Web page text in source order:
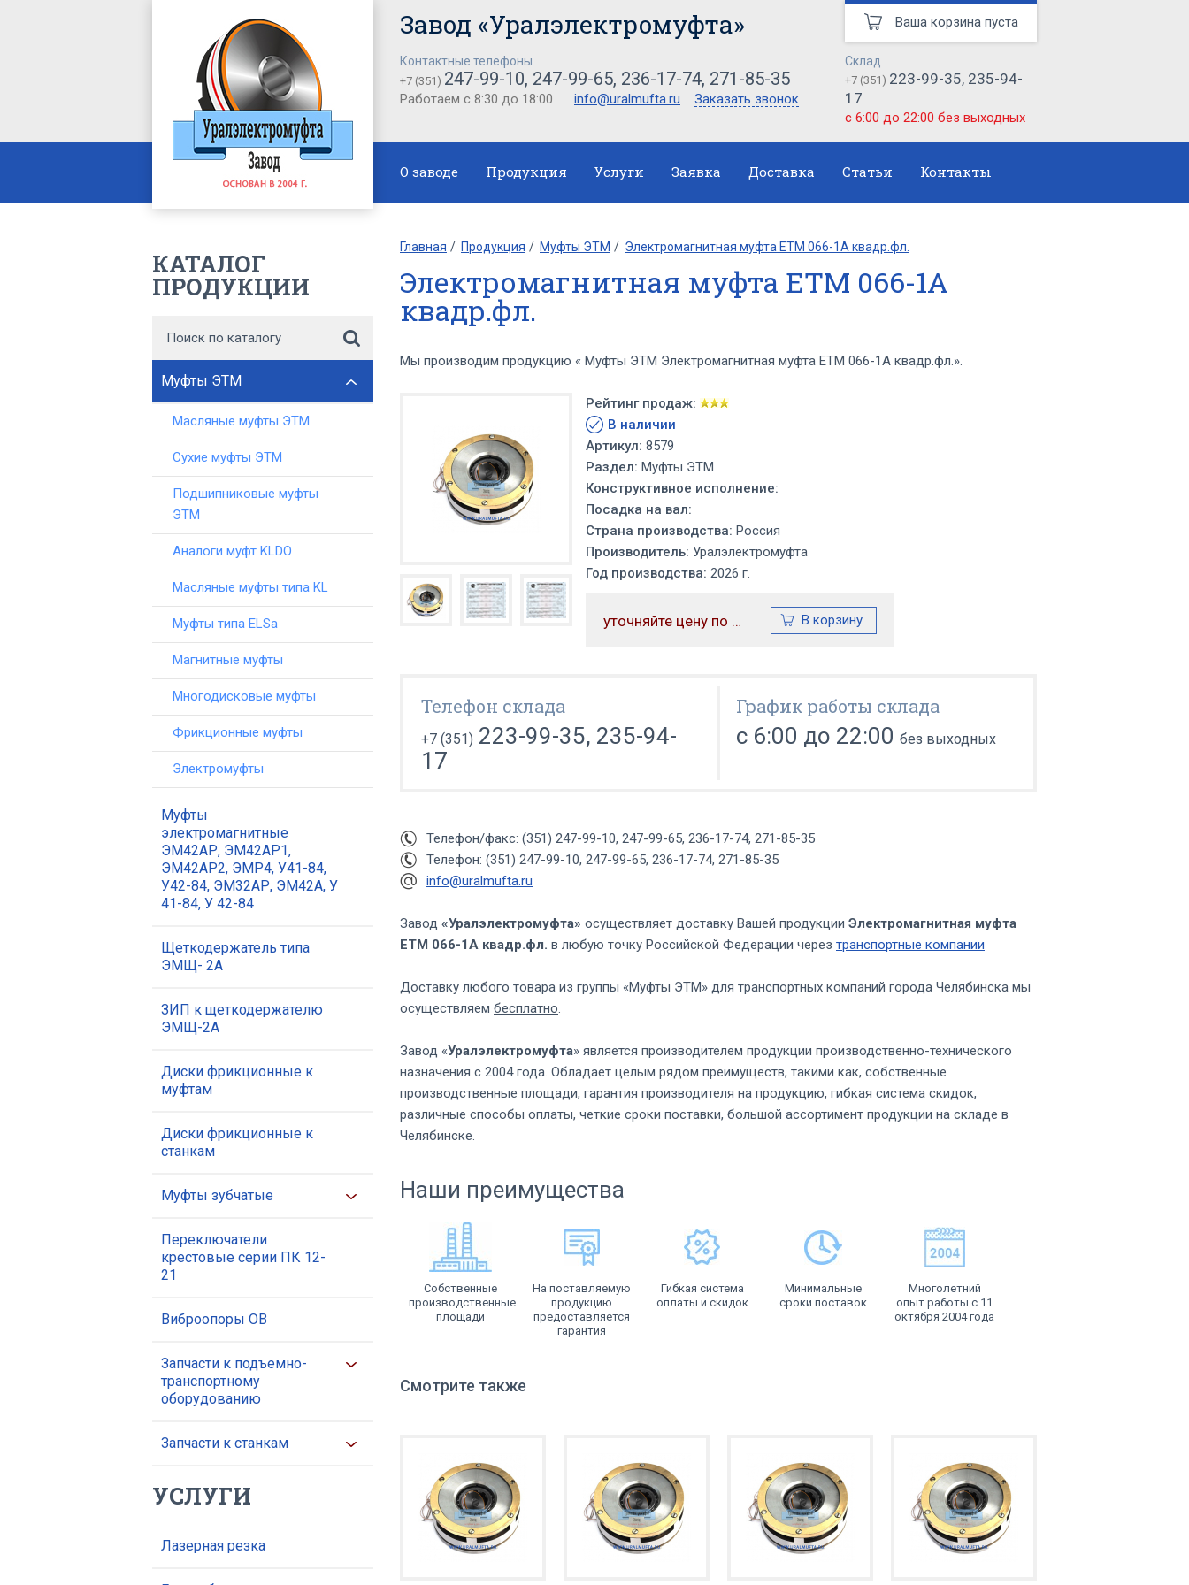
Завод «Уралэлектромуфта»
Контактные телефоны
+7 (351) 247-99-10, 247-99-65, 236-17-74, 271-85-35
Работаем с 8:30 до 18:00 info@uralmufta.ru Заказать звонок
Склад
+7 (351) 223-99-35, 235-94-
17
с 6:00 до 22:00 без выходных
Ваша корзина пуста
О заводе Продукция Услуги Заявка Доставка Статьи Контакты
КАТАЛОГ
ПРОДУКЦИИ
Муфты ЭТМ
Масляные муфты ЭТМ
Сухие муфты ЭТМ
Подшипниковые муфты
ЭТМ
Аналоги муфт KLDO
Масляные муфты типа KL
Муфты типа ELSa
Магнитные муфты
Многодисковые муфты
Фрикционные муфты
Электромуфты
Муфты
электромагнитные
ЭМ42АР, ЭМ42АР1,
ЭМ42АР2, ЭМР4, У41-84,
У42-84, ЭМ32АР, ЭМ42А, У
41-84, У 42-84
Щеткодержатель типа
ЭМЩ- 2А
ЗИП к щеткодержателю
ЭМЩ-2А
Диски фрикционные к
муфтам
Диски фрикционные к
станкам
Муфты зубчатые
Переключатели
крестовые серии ПК 12-
21
Виброопоры ОВ
Запчасти к подъемно-
транспортному
оборудованию
Запчасти к станкам
УСЛУГИ
Лазерная резка
Главная Продукция Муфты ЭТМ Электромагнитная муфта ЕТМ 066-1А квадр.фл.
Электромагнитная муфта ЕТМ 066-1А
квадр.фл.
Мы производим продукцию « Муфты ЭТМ Электромагнитная муфта ЕТМ 066-1А квадр.фл.».
Рейтинг продаж:
В наличии
Артикул: 8579
Раздел: Муфты ЭТМ
Конструктивное исполнение:
Посадка на вал:
Страна производства: Россия
Производитель: Уралэлектромуфта
Год производства: 2026 г.
уточняйте цену по телефону
Телефон склада
+7 (351) 223-99-35, 235-94-
17
График работы склада
с 6:00 до 22:00 без выходных
Телефон/факс: (351) 247-99-10, 247-99-65, 236-17-74, 271-85-35
Телефон: (351) 247-99-10, 247-99-65, 236-17-74, 271-85-35
info@uralmufta.ru
Завод «Уралэлектромуфта» осуществляет доставку Вашей продукции Электромагнитная муфта
ЕТМ 066-1А квадр.фл. в любую точку Российской Федерации через транспортные компании
Доставку любого товара из группы «Муфты ЭТМ» для транспортных компаний города Челябинска мы
осуществляем бесплатно.
Завод «Уралэлектромуфта» является производителем продукции производственно-технического
назначения с 2004 года. Обладает целым рядом преимуществ, такими как, собственные
производственные площади, гарантия производителя на продукцию, гибкая система скидок,
различные способы оплаты, четкие сроки поставки, большой ассортимент продукции на складе в
Челябинске.
Наши преимущества
Собственные
производственные
площади
На поставляемую
продукцию
предоставляется
гарантия
Гибкая система
оплаты и скидок
Минимальные
сроки поставок
Многолетний
опыт работы с 11
октября 2004 года
Смотрите также